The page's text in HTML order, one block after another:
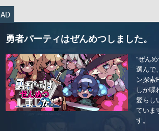
AD
勇者パーティはぜんめつしました。
“ぜん
選んで
ン探索
しか喋
愛らし
ていま
す。